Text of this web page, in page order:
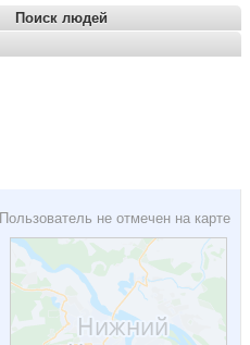
Поиск людей
Пользователь не отмечен на карте